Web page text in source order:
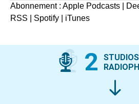
Abonnement : Apple Podcasts
RSS
Spotify iTunes
2
STUDIOS